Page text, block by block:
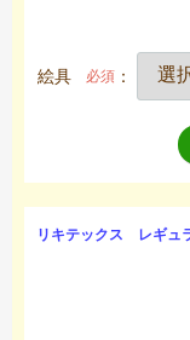
絵具 必須 ：
リキテックス レギュ